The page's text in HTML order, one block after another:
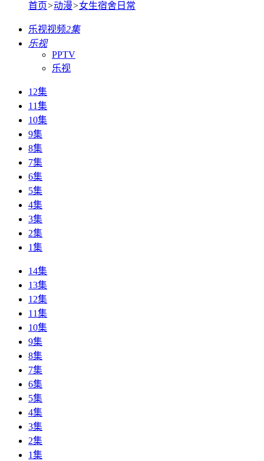
首页>动漫>女生宿舍日常
乐视视频2集
乐视
PPTV
乐视
12集
11集
10集
9集
8集
7集
6集
5集
4集
3集
2集
1集
14集
13集
12集
11集
10集
9集
8集
7集
6集
5集
4集
3集
2集
1集